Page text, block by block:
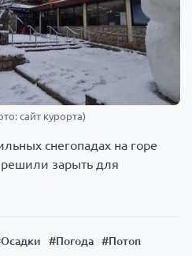
сайт курорта)
снегопадах на горе
зарыть для
#Погода
#Потоп